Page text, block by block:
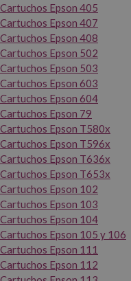
Cartuchos Epson 405
Cartuchos Epson 407
Cartuchos Epson 408
Cartuchos Epson 502
Cartuchos Epson 503
Cartuchos Epson 603
Cartuchos Epson 604
Cartuchos Epson 79
Cartuchos Epson T580x
Cartuchos Epson T596x
Cartuchos Epson T636x
Cartuchos Epson T653x
Cartuchos Epson 102
Cartuchos Epson 103
Cartuchos Epson 104
Cartuchos Epson 105 y 106
Cartuchos Epson 111
Cartuchos Epson 112